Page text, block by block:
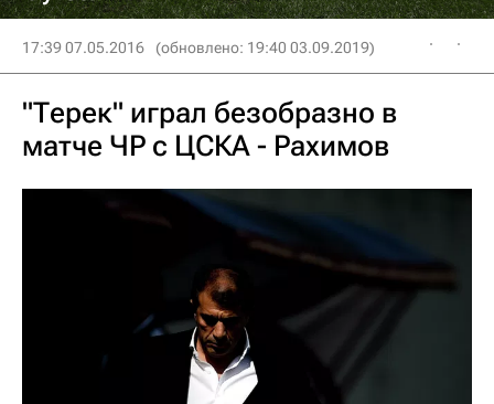
17:39 07.05.2016 (обновлено: 19:40 03.09.2019)
"Терек" играл безобразно в
матче ЧР с ЦСКА - Рахимов